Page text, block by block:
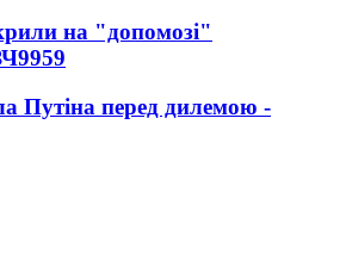
на "допомозі"
9959
Путіна перед дилемою -